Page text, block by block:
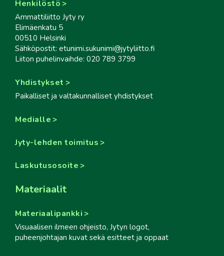
Henkilöstö
Ammattiliitto Jyty ry
Elimäenkatu 5
00510 Helsinki
Sähköpostit: etunimi.sukunimi@jytyliitto.fi
Liiton puhelinvaihde: 020 789 3799
Yhdistykset
Paikalliset ja valtakunnalliset yhdistykset
Medialle
Jyty-lehden toimitus
Laskutusosoite
Materiaalit
Materiaalipankki
Visuaalisen ilmeen ohjeisto, Jytyn logot,
puheenjohtajan kuvat sekä esitteet ja oppaat